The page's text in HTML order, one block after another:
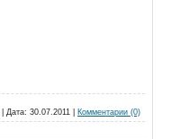
Дата: 30.07.2011 Комментарии (0)